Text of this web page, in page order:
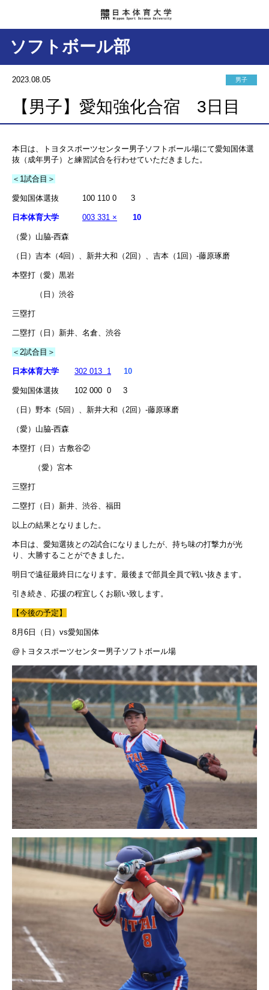
ソフトボール部
2023.08.05 男子
【男子】愛知強化合宿 3日目
本日は、トヨタスポーツセンター男子ソフトボール場にて愛知国体選
抜（成年男子）と練習試合を行わせていただきました。
＜1試合目＞
愛知国体選抜 100 110 0 3
日本体育大学 003 331 × 10
（愛）山脇-西森
（日）吉本（4回）、新井大和（2回）、吉本（1回）-藤原琢磨
本塁打（愛）黒岩
（日）渋谷
三塁打
二塁打（日）新井、名倉、渋谷
＜2試合目＞
日本体育大学 302 013 1 10
愛知国体選抜 102 000 0 3
（日）野本（5回）、新井大和（2回）-藤原琢磨
（愛）山脇-西森
本塁打（日）古敷谷②
（愛）宮本
三塁打
二塁打（日）新井、渋谷、福田
以上の結果となりました。
本日は、愛知選抜との2試合になりましたが、持ち味の打撃力が光
り、大勝することができました。
明日で遠征最終日になります。最後まで部員全員で戦い抜きます。
引き続き、応援の程宜しくお願い致します。
【今後の予定】
8月6日（日）vs愛知国体
@トヨタスポーツセンター男子ソフトボール場